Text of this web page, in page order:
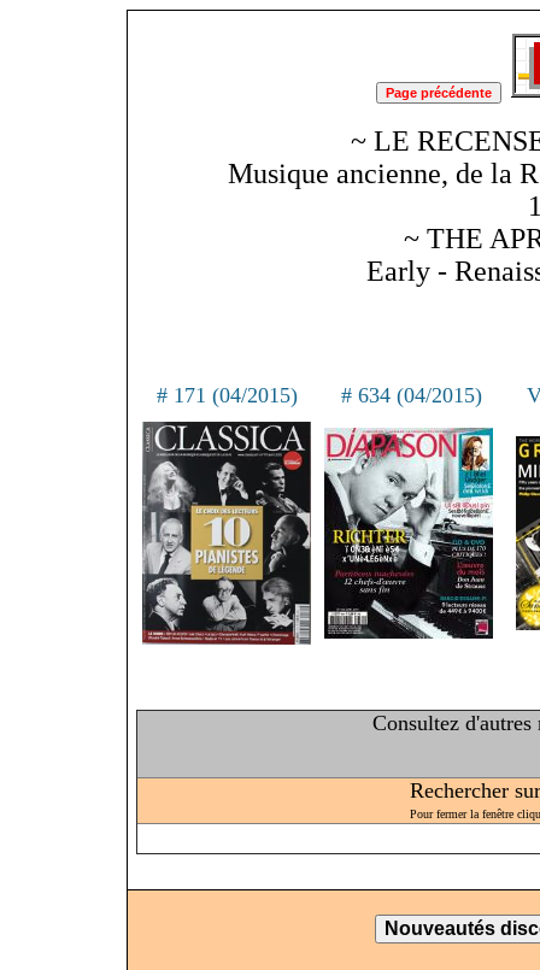
~ LE
Musique ancienne, de la
~ THE
Early -
# 171 (04/2015) # 634 (04/2015)
Consultez
Rechercher
Pour fermer la fenêtre